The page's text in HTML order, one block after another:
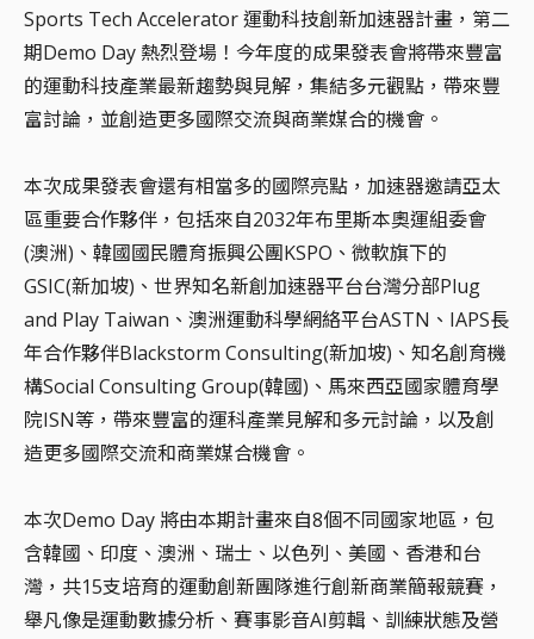
Sports Tech Accelerator 運動科技創新加速器計畫，第二
期Demo Day 熱烈登場！今年度的成果發表會將帶來豐富
的運動科技產業最新趨勢與見解，集結多元觀點，帶來豐
富討論，並創造更多國際交流與商業媒合的機會。
本次成果發表會還有相當多的國際亮點，加速器邀請亞太
區重要合作夥伴，包括來自2032年布里斯本奧運組委會
(澳洲)、韓國國民體育振興公團KSPO、微軟旗下的
GSIC(新加坡)、世界知名新創加速器平台台灣分部Plug
and Play Taiwan、澳洲運動科學網絡平台ASTN、IAPS長
年合作夥伴Blackstorm Consulting(新加坡)、知名創育機
構Social Consulting Group(韓國)、馬來西亞國家體育學
院ISN等，帶來豐富的運科產業見解和多元討論，以及創
造更多國際交流和商業媒合機會。
本次Demo Day 將由本期計畫來自8個不同國家地區，包
含韓國、印度、澳洲、瑞士、以色列、美國、香港和台
灣，共15支培育的運動創新團隊進行創新商業簡報競賽，
舉凡像是運動數據分析、賽事影音AI剪輯、訓練狀態及營